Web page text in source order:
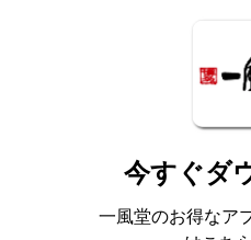
今すぐダ
一風堂のお得なア